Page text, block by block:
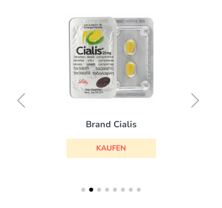
Brand Cialis
KAUFEN